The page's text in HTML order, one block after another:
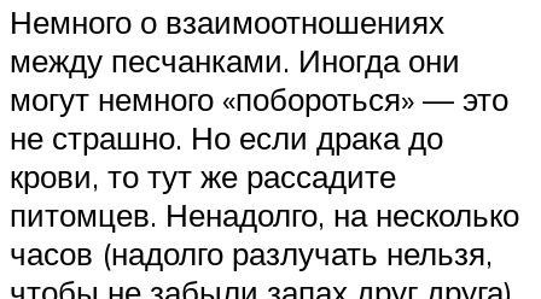
Немного о взаимоотношениях
между песчанками. Иногда они
могут немного «побороться» — это
не страшно. Но если драка до
крови, то тут же рассадите
питомцев. Ненадолго, на несколько
часов (надолго разлучать нельзя,